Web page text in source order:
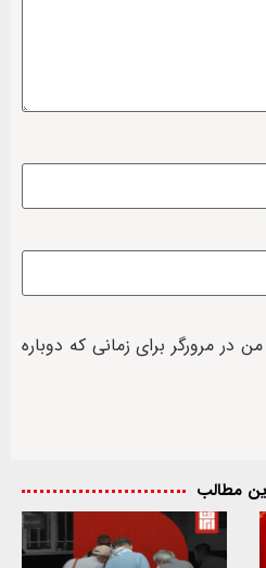
در مرورگر برای زمانی که دوباره
مطالب